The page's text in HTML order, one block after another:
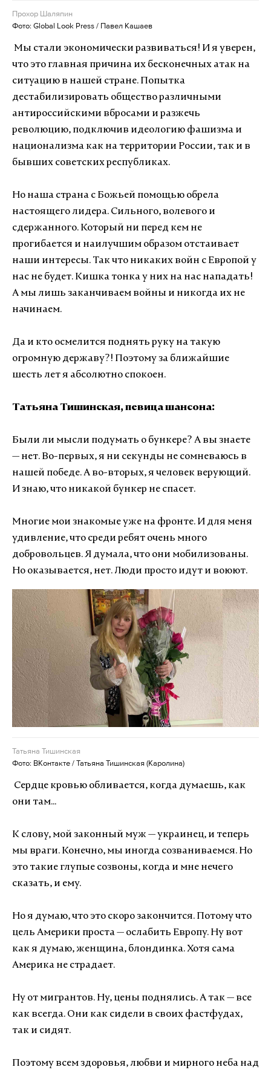
Прохор Шаляпин
Фото: Global Look Press / Павел Кашаев
Мы стали экономически развиваться! И я уверен,
что это главная причина их бесконечных атак на
ситуацию в нашей стране. Попытка
дестабилизировать общество различными
антироссийскими вбросами и разжечь
революцию, подключив идеологию фашизма и
национализма как на территории России, так и в
бывших советских республиках.
Но наша страна с Божьей помощью обрела
настоящего лидера. Сильного, волевого и
сдержанного. Который ни перед кем не
прогибается и наилучшим образом отстаивает
наши интересы. Так что никаких войн с Европой у
нас не будет. Кишка тонка у них на нас нападать!
А мы лишь заканчиваем войны и никогда их не
начинаем.
Да и кто осмелится поднять руку на такую
огромную державу?! Поэтому за ближайшие
шесть лет я абсолютно спокоен.
Татьяна Тишинская, певица шансона:
Были ли мысли подумать о бункере? А вы знаете
— нет. Во-первых, я ни секунды не сомневаюсь в
нашей победе. А во-вторых, я человек верующий.
И знаю, что никакой бункер не спасет.
Многие мои знакомые уже на фронте. И для меня
удивление, что среди ребят очень много
добровольцев. Я думала, что они мобилизованы.
Но оказывается, нет. Люди просто идут и воюют.
Татьяна Тишинская
Фото: ВКонтакте / Татьяна Тишинская (Каролина)
Сердце кровью обливается, когда думаешь, как
они там...
К слову, мой законный муж — украинец, и теперь
мы враги. Конечно, мы иногда созваниваемся. Но
это такие глупые созвоны, когда и мне нечего
сказать, и ему.
Но я думаю, что это скоро закончится. Потому что
цель Америки проста — ослабить Европу. Ну вот
как я думаю, женщина, блондинка. Хотя сама
Америка не страдает.
Ну от мигрантов. Ну, цены поднялись. А так — все
как всегда. Они как сидели в своих фастфудах,
так и сидят.
Поэтому всем здоровья, любви и мирного неба над